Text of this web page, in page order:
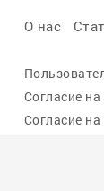
О нас
Согласие
Согласие